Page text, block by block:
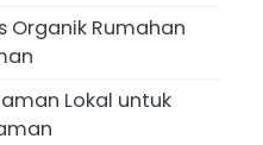
Rumahan
Lokal untuk